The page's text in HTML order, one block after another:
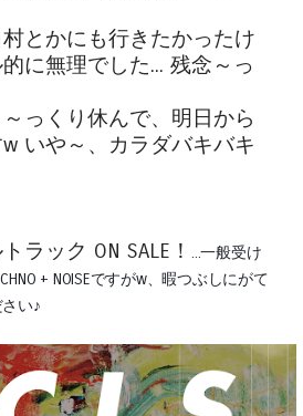
とかにも行きたかったけ
に無理でした... 残念～っ
っくり休んで、明日から
いや～、カラダバキバキ
ラック ON SALE！ ...一般受け
+ NOISEですがw、暇つぶしにがて
い♪